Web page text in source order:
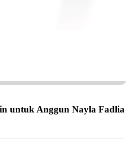
untuk Anggun Nayla Fadlia